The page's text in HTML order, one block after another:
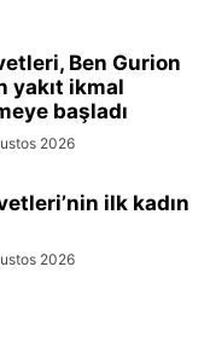
Ben Gurion
yakıt ikmal
başladı
2026
ilk kadın
2026